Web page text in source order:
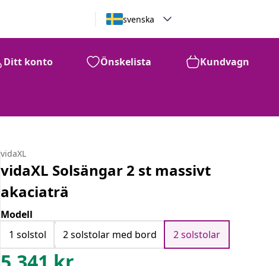
svenska
Ditt konto Önskelista Kundvagn
vidaXL
vidaXL Solsängar 2 st massivt
akaciaträ
Modell
1 solstol
2 solstolar med bord 2 solstolar